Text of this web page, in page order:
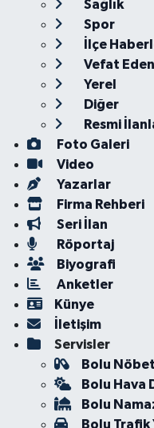
Sağlık
Spor
İlçe
Vefat
Yerel
Diğer
Resmi
Foto Galeri
Video
Yazarlar
Firma Rehberi
Seri İlan
Röportaj
Biyografi
Anketler
Künye
İletişim
Servisler
Bolu
Bolu Hava
Bolu
Bolu Trafik